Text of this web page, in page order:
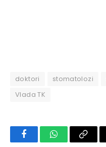
doktori stomatolozi
Vlada TK
FacebookWhatsAppCopy